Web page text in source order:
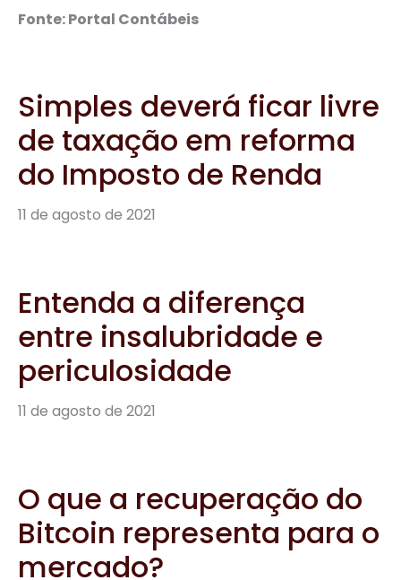
Fonte: Portal Contábeis
Simples deverá ficar livre
de taxação em reforma
do Imposto de Renda
11 de agosto de 2021
Entenda a diferença
entre insalubridade e
periculosidade
11 de agosto de 2021
O que a recuperação do
Bitcoin representa para o
mercado?